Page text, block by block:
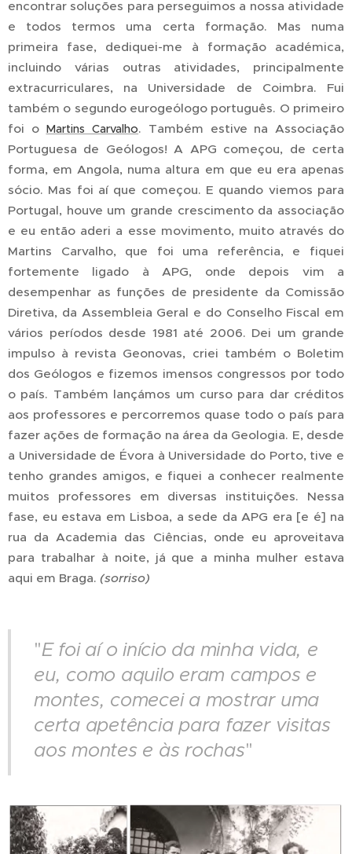
encontrar soluções para perseguimos a nossa atividade
e todos termos uma certa formação. Mas numa
primeira fase, dediquei-me à formação académica,
incluindo várias outras atividades, principalmente
extracurriculares, na Universidade de Coimbra. Fui
também o segundo eurogeólogo português. O primeiro
foi o Martins Carvalho. Também estive na Associação
Portuguesa de Geólogos! A APG começou, de certa
forma, em Angola, numa altura em que eu era apenas
sócio. Mas foi aí que começou. E quando viemos para
Portugal, houve um grande crescimento da associação
e eu então aderi a esse movimento, muito através do
Martins Carvalho, que foi uma referência, e fiquei
fortemente ligado à APG, onde depois vim a
desempenhar as funções de presidente da Comissão
Diretiva, da Assembleia Geral e do Conselho Fiscal em
vários períodos desde 1981 até 2006. Dei um grande
impulso à revista Geonovas, criei também o Boletim
dos Geólogos e fizemos imensos congressos por todo
o país. Também lançámos um curso para dar créditos
aos professores e percorremos quase todo o país para
fazer ações de formação na área da Geologia. E, desde
a Universidade de Évora à Universidade do Porto, tive e
tenho grandes amigos, e fiquei a conhecer realmente
muitos professores em diversas instituições. Nessa
fase, eu estava em Lisboa, a sede da APG era [e é] na
rua da Academia das Ciências, onde eu aproveitava
para trabalhar à noite, já que a minha mulher estava
aqui em Braga. (sorriso)
"E foi aí o início da minha vida, e
eu, como aquilo eram campos e
montes, comecei a mostrar uma
certa apetência para fazer visitas
aos montes e às rochas"